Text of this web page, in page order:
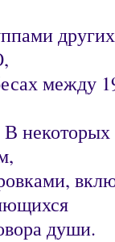
между
души.